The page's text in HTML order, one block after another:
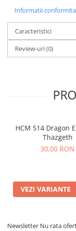
Informatii
Caracteristici
Review-uri(0)
HCM 514 Dragon
Thazgeth
30,00 RON
VEZI VARIANTE
Newsletter Nu rata